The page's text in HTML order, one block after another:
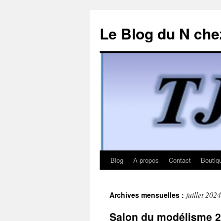
Le Blog du N
Aller
contenu
Blog À propos Contact
Archives mensuelles : juillet 2024
Salon du modélisme